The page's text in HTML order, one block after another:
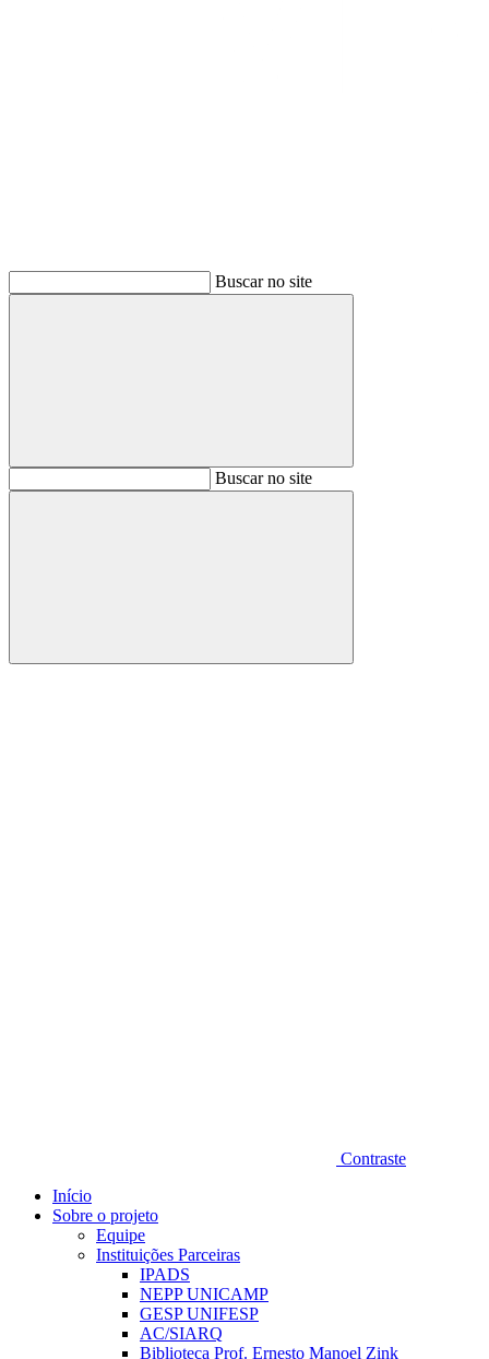
Buscar no site
BuscarBuscar no site
Buscar
Contraste
Início
Sobre o projeto
Equipe
Instituições Parceiras
IPADS
NEPP UNICAMP
GESP UNIFESP
AC/SIARQ
Biblioteca Prof. Ernesto Manoel Zink